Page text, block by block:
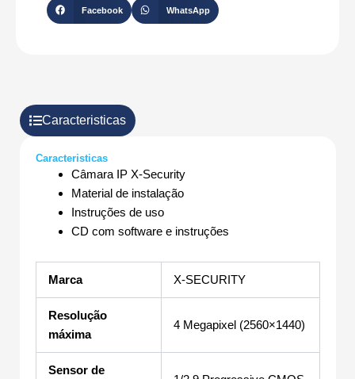
Facebook WhatsApp
Caracteristicas
Caracteristicas
Câmara IP X-Security
Material de instalação
Instruções de uso
CD com software e instruções
Marca X-SECURITY
Resolução
máxima
4 Megapixel (2560×1440)
Sensor de